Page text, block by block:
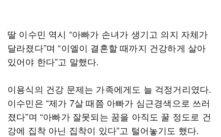
딸 이수민 역시 “아빠가 손녀가 생기고 의지 자체가
달라졌다”며 “이엘이 결혼할 때까지 건강하게 살아
있어야 한다”고 말했다.
이용식의 건강 문제는 가족에게도 늘 걱정거리였다.
이수민은 “제가 7살 때쯤 아빠가 심근경색으로 쓰러
졌다”며 “아빠가 잘못되는 꿈을 아직도 꿀 정도로 건
강에 집착 아닌 집착이 있다”고 털어놓기도 했다.